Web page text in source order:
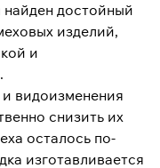
достойный
изделий,
и
видоизменения
снизить их
осталось по-
изготавливается